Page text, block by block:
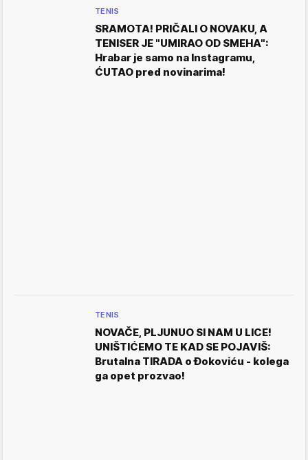
TENIS
SRAMOTA! PRIČALI O NOVAKU, A
TENISER JE "UMIRAO OD SMEHA":
Hrabar je samo na Instagramu,
ĆUTAO pred novinarima!
TENIS
NOVAČE, PLJUNUO SI NAM U LICE!
UNIŠTIĆEMO TE KAD SE POJAVIŠ:
Brutalna TIRADA o Đokoviću - kolega
ga opet prozvao!